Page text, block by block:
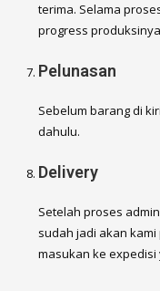
terima. Selama
progress
Pelunasan
Sebelum barang di
dahulu.
Delivery
Setelah proses
sudah jadi akan
masukan ke